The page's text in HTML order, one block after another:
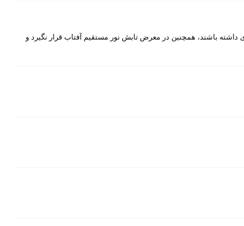
باشند، همچنین در معرض تابش نور مستقیم آفتاب قرار نگیرد و